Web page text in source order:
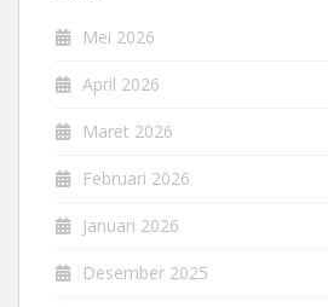
Mei 2026
April 2026
Maret 2026
Februari 2026
Januari 2026
Desember 2025